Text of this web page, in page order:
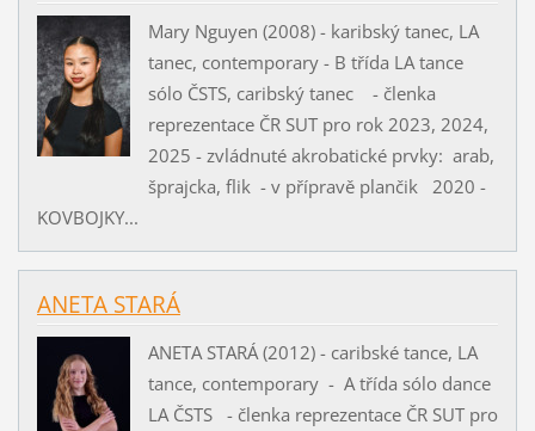
Mary Nguyen (2008) - karibský tanec, LA
tanec, contemporary - B třída LA tance
sólo ČSTS, caribský tanec - členka
reprezentace ČR SUT pro rok 2023, 2024,
2025 - zvládnuté akrobatické prvky: arab,
šprajcka, flik - v přípravě plančik 2020 -
KOVBOJKY...
ANETA STARÁ
ANETA STARÁ (2012) - caribské tance, LA
tance, contemporary - A třída sólo dance
LA ČSTS - členka reprezentace ČR SUT pro